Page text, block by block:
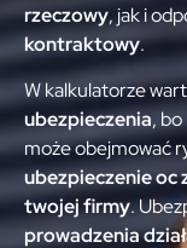
rzeczowy, jak i
kontraktowy.
W kalkulatorze
ubezpieczenia, bo
może obejmować
ubezpieczenie oc
twojej firmy.
prowadzenia